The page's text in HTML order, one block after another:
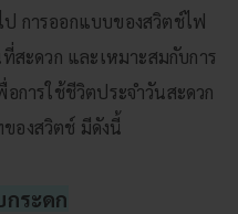
การออกแบบของสวิตช์ไฟ
สะดวก และเหมาะสมกับการ
การใช้ชีวิตประจำวันสะดวก
องสวิตช์ มีดังนี้
ระดก